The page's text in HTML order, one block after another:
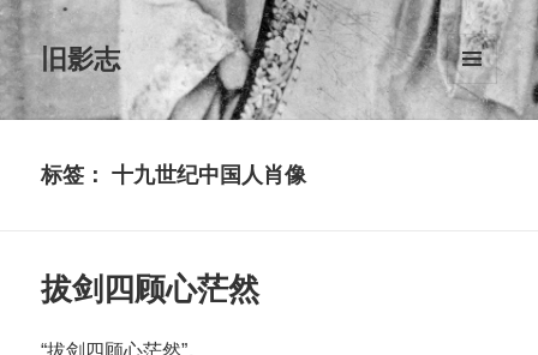
旧影志
菜单和
挂件
标签：十九世纪中国人肖像
拔剑四顾心茫然